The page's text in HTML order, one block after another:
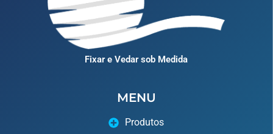
Fixar e Vedar sob Medida
MENU
Produtos